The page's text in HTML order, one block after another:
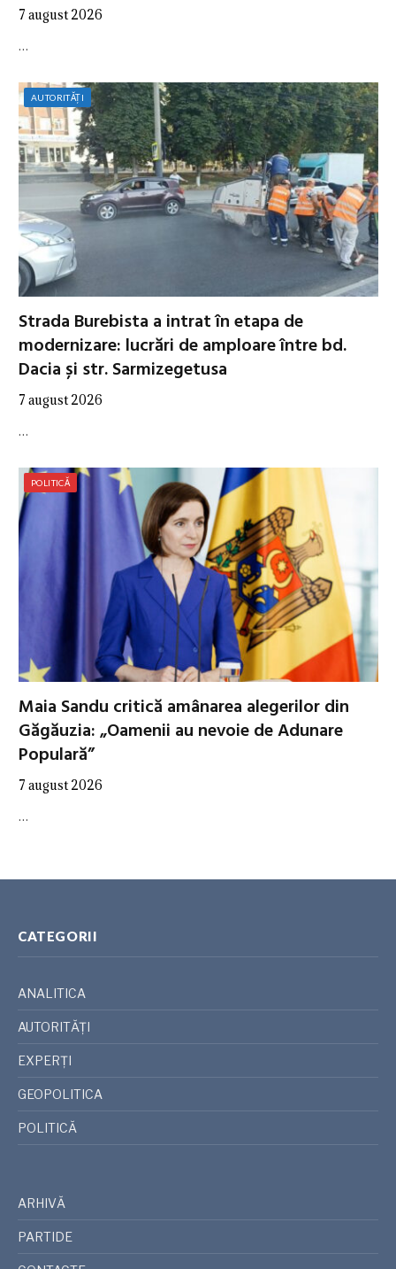
7 august 2026
…
AUTORITĂȚI
Strada Burebista a intrat în etapa de
modernizare: lucrări de amploare între bd.
Dacia și str. Sarmizegetusa
7 august 2026
…
POLITICĂ
Maia Sandu critică amânarea alegerilor din
Găgăuzia: „Oamenii au nevoie de Adunare
Populară”
7 august 2026
…
CATEGORII
ANALITICA
AUTORITĂȚI
EXPERȚI
GEOPOLITICA
POLITICĂ
ARHIVĂ
PARTIDE